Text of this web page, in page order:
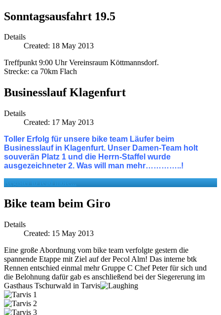
Sonntagsausfahrt 19.5
Details
Created: 18 May 2013
Treffpunkt 9:00 Uhr Vereinsraum Köttmannsdorf.
Strecke: ca 70km Flach
Businesslauf Klagenfurt
Details
Created: 17 May 2013
Toller Erfolg für unsere bike team Läufer beim
Businesslauf in Klagenfurt. Unser Damen-Team holt
souverän Platz 1 und die Herrn-Staffel wurde
ausgezeichneter 2. Was will man mehr…………..!
Register to read more...
Bike team beim Giro
Details
Created: 15 May 2013
Eine große Abordnung vom bike team verfolgte gestern die
spannende Etappe mit Ziel auf der Pecol Alm! Das interne btk
Rennen entschied einmal mehr Gruppe C Chef Peter für sich und
die Belohnung dafür gab es anschließend bei der Siegererung im
Gasthaus Tschurwald in Tarvis